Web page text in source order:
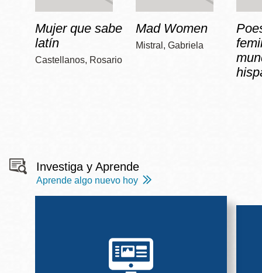
Mujer que sabe
latín
Castellanos, Rosario
Mad Women
Mistral, Gabriela
Investiga y Aprende
Aprende algo nuevo hoy